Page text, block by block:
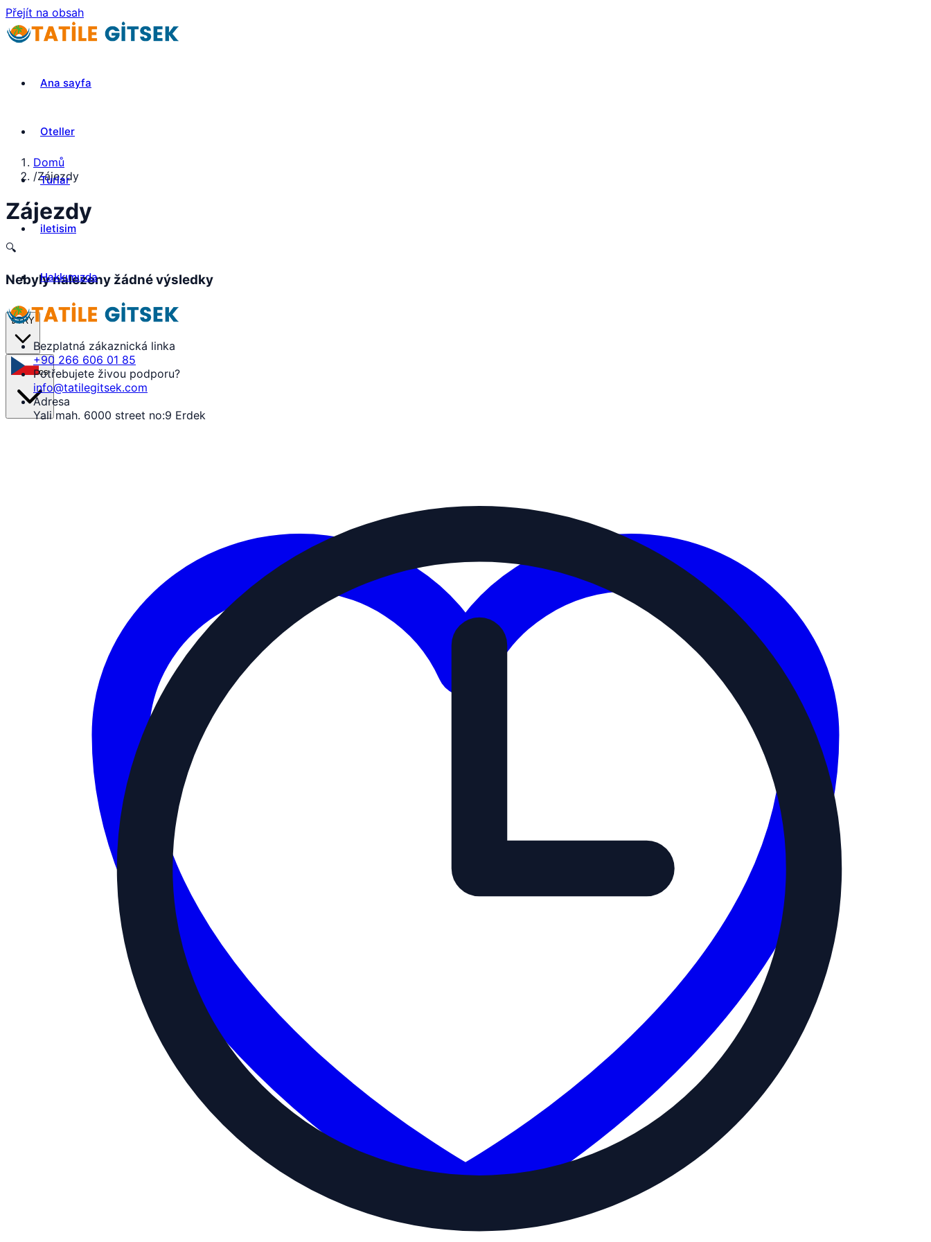
Přejít na obsah
Ana sayfa
Oteller
Turlar
iletisim
Hakkımızda
₺TRY
cs
Domů
/Zájezdy
Zájezdy
🔍
Nebyly nalezeny žádné výsledky
Bezplatná zákaznická linka
+90 266 606 01 85
Potřebujete živou podporu?
info@tatilegitsek.com
Adresa
Yali mah. 6000 street no:9 Erdek